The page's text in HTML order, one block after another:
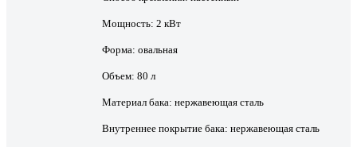
Мощность: 2 кВт
Форма: овальная
Объем: 80 л
Материал бака: нержавеющая сталь
Внутреннее покрытие бака: нержавеющая сталь